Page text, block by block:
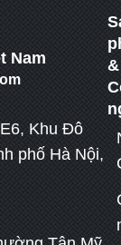
Nam
Khu Đô
phố Hà Nội,
&